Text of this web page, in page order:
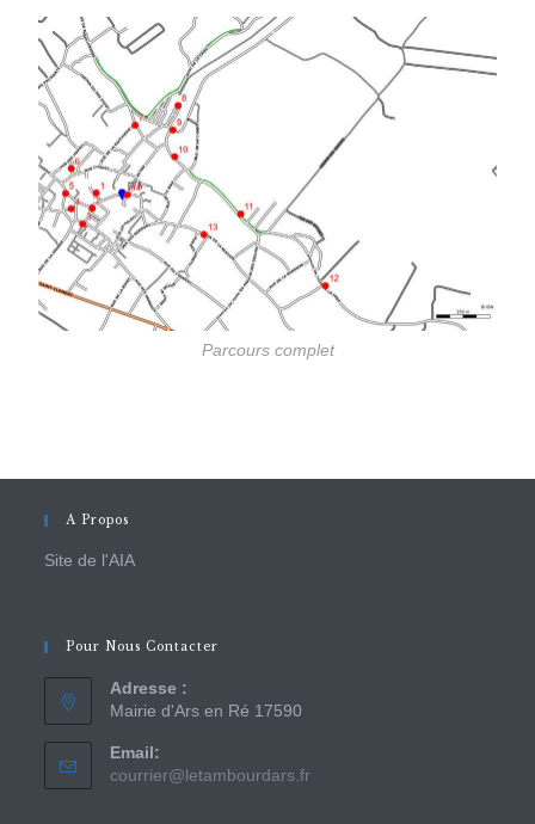
Parcours complet
A Propos
Site de l'AIA
Pour Nous Contacter
Adresse :
Mairie d'Ars en Ré 17590
Email:
courrier@letambourdars.fr